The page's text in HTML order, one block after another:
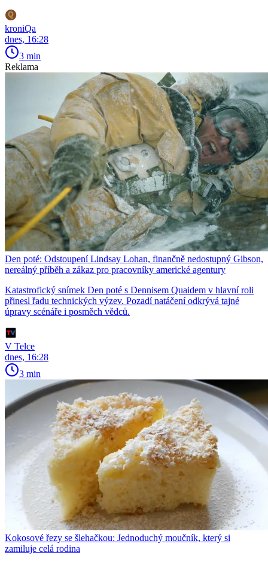
kroniQa
dnes, 16:28
3 min
Reklama
Den poté: Odstoupení Lindsay Lohan, finančně nedostupný Gibson,
nereálný příběh a zákaz pro pracovníky americké agentury
Katastrofický snímek Den poté s Dennisem Quaidem v hlavní roli
přinesl řadu technických výzev. Pozadí natáčení odkrývá tajné
úpravy scénáře i posměch vědců.
V Telce
dnes, 16:28
3 min
Kokosové řezy se šlehačkou: Jednoduchý moučník, který si
zamiluje celá rodina